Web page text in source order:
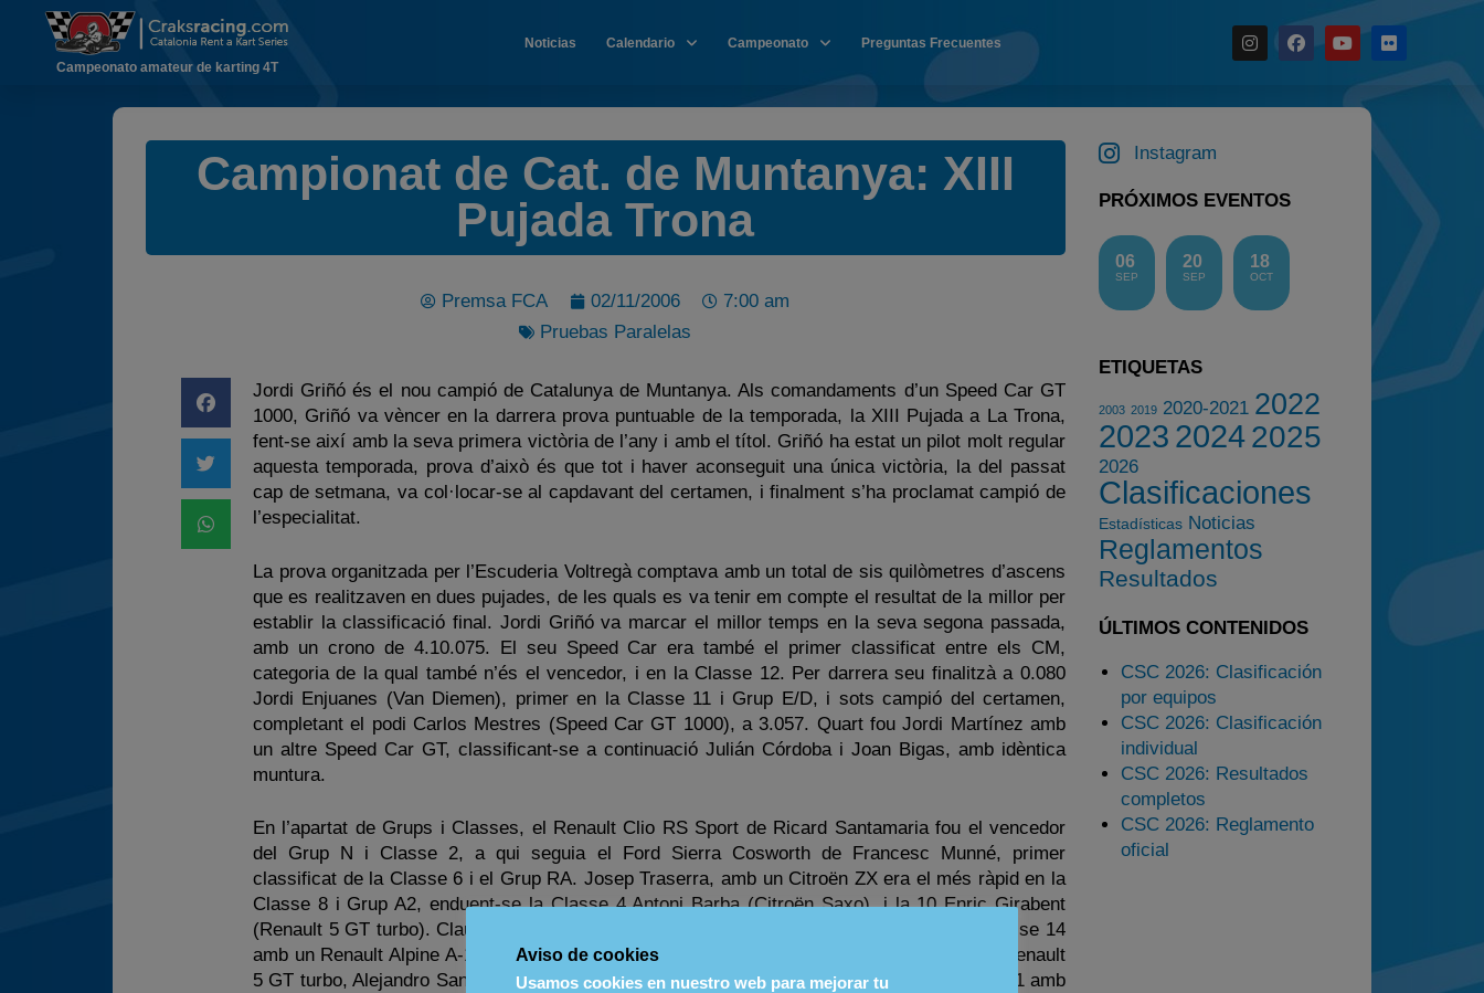
Campeonato
Preguntas Frecuentes
Campeonato amateur de karting 4T
Noticias Calendario Campeonato Preguntas Frecuentes
Campionat de Cat. de Muntanya: XIII
Pujada Trona
Premsa FCA 02/11/2006
7:00 am
Pruebas Paralelas
Jordi Griñó és el nou campió de Catalunya de Muntanya. Als comandaments d’un Speed Car GT
1000, Griñó va vèncer en la darrera prova puntuable de la temporada, la XIII Pujada a La Trona,
fent-se així amb la seva primera victòria de l’any i amb el títol. Griñó ha estat un pilot molt regular
aquesta temporada, prova d’això és que tot i haver aconseguit una única victòria, la del passat
cap de setmana, va col·locar-se al capdavant del certamen, i finalment s’ha proclamat campió de
l’especialitat.
La prova organitzada per l’Escuderia Voltregà comptava amb un total de sis quilòmetres d’ascens
que es realitzaven en dues pujades, de les quals es va tenir em compte el resultat de la millor per
establir la classificació final. Jordi Griñó va marcar el millor temps en la seva segona passada,
amb un crono de 4.10.075. El seu Speed Car era també el primer classificat entre els CM,
categoria de la qual també n’és el vencedor, i en la Classe 12. Per darrera seu finalitzà a 0.080
Jordi Enjuanes (Van Diemen), primer en la Classe 11 i Grup E/D, i sots campió del certamen,
completant el podi Carlos Mestres (Speed Car GT 1000), a 3.057. Quart fou Jordi Martínez amb
un altre Speed Car GT, classificant-se a continuació Julián Córdoba i Joan Bigas, amb idèntica
muntura.
En l’apartat de Grups i Classes, el Renault Clio RS Sport de Ricard Santamaria fou el vencedor
del Grup N i Classe 2, a qui seguia el Ford Sierra Cosworth de Francesc Munné, primer
classificat de la Classe 6 i el Grup RA. Josep Traserra, amb un Citroën ZX era el més ràpid en la
Classe 8 i Grup A2, enduent-se la Classe 4 Antoni Barba (Citroën Saxo), i la 10 Enric Girabent
(Renault 5 GT turbo). Claude Darné va fer seves la categoria de Vehicles Històrics i la Classe 14
amb un Renault Alpine A-110, mentre que Oscar Oviedo s’adjudicava la Classe 3 amb un Renault
5 GT turbo, Alejandro Santacatalina la Classe 5 amb un Peugeot 206 GT, Josep Chaume la 1 amb
Instagram
PRÓXIMOS EVENTOS
06
SEP
20
SEP
18
OCT
ETIQUETAS
2003 2019 2020-2021 2022
2023 20242025
2026
Clasificaciones
Estadísticas Noticias
Reglamentos
Resultados
ÚLTIMOS CONTENIDOS
CSC 2026: Clasificación
por equipos
CSC 2026: Clasificación
individual
CSC 2026: Resultados
completos
CSC 2026: Reglamento
oficial
Aviso de cookies
Usamos cookies en nuestro web para mejorar tu